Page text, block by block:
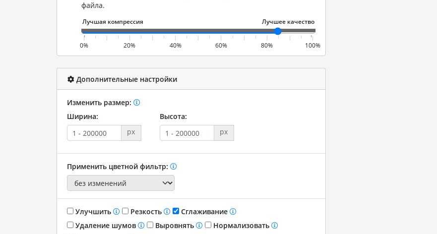
файла.
0% 20% 40% 60% 80% 100%
Дополнительные настройки
Изменить размер:
Ширина:
px
Высота:
px
Применить цветной фильтр:
Улучшить Резкость
Сглаживание
Удаление шумов
Выровнять
Нормализовать